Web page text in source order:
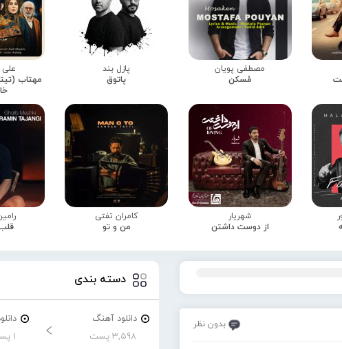
مصطفی پویان
مُسکن
پازل بند
پاتوق
علی
مهتاب
شهریار
از دوست داشتن
کامران تفتی
من و تو
بدون نظر
دسته بندی
دانلود آهنگ
3,598 پست
1 پست